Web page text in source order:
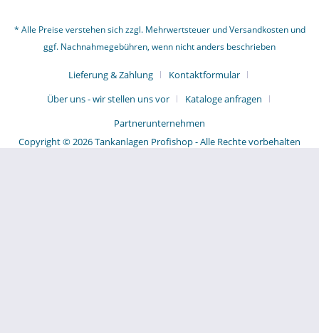
* Alle Preise verstehen sich zzgl. Mehrwertsteuer undVersandkostenund
ggf. Nachnahmegebühren, wenn nicht anders beschrieben
Lieferung & Zahlung
Kontaktformular
Über uns - wir stellen uns vor
Kataloge anfragen
Partnerunternehmen
Copyright © 2026 Tankanlagen Profishop - Alle Rechte vorbehalten